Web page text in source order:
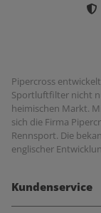
Pipercross
Sportluftfilter nicht
heimischen Markt.
sich die Firma
Rennsport. Die
englischer
Kundenservice